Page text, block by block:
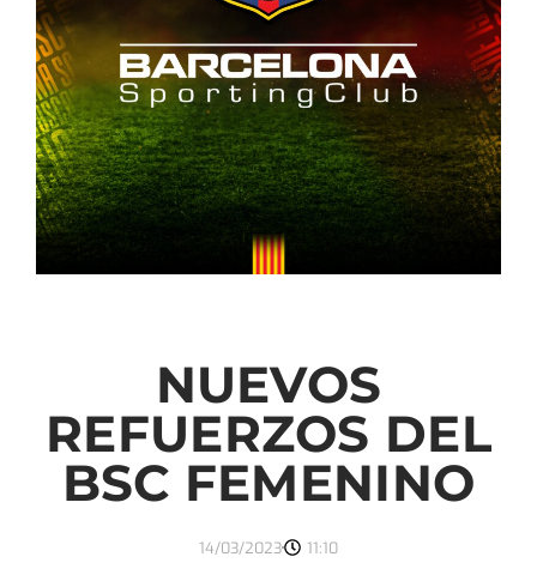
NUEVOS
REFUERZOS DEL
BSC FEMENINO
14/03/2023 11:10